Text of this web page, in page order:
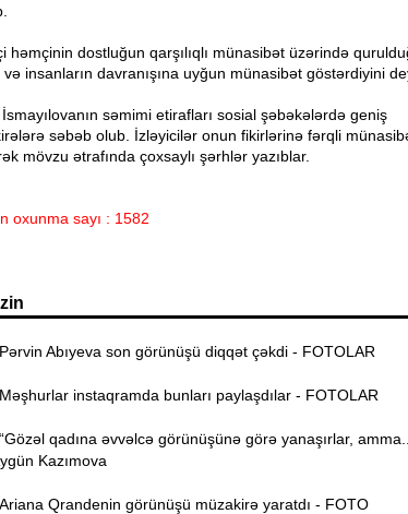
həmçinin dostluğun qarşılıqlı münasibət üzərində
və insanların davranışına uyğun münasibət göstərdiyini
səmimi etirafları sosial şəbəkələrdə geniş
səbəb olub. İzləyicilər onun fikirlərinə fərqli
mövzu ətrafında çoxsaylı şərhlər yazıblar.
oxunma sayı : 1582
Abıyeva son görünüşü diqqət çəkdi - FOTOLAR
instaqramda bunları paylaşdılar - FOTOLAR
qadına əvvəlcə görünüşünə görə yanaşırlar,
Kazımova
Qrandenin görünüşü müzakirə yaratdı - FOTO